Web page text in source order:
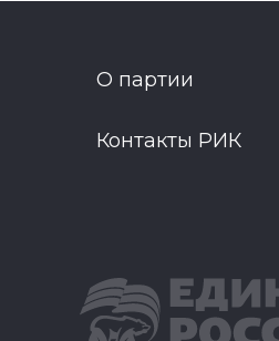
О партии
Контакты РИК